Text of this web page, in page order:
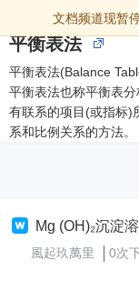
文档频道现暂
平衡表法
平衡表法(Balance
平衡表法也称平衡表
有联系的项目(或指标)
系和比例关系的方法。
Mg (OH)₂沉淀
風起玖萬里 0次